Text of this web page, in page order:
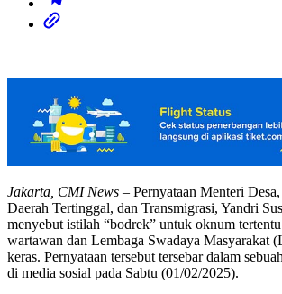
Jakarta, CMI News – Pernyataan Menteri
Daerah Tertinggal, dan Transmigrasi, Yandri
menyebut istilah “bodrek” untuk oknum
wartawan dan Lembaga Swadaya Masyarakat
keras. Pernyataan tersebut tersebar dalam
di media sosial pada Sabtu (01/02/2025).